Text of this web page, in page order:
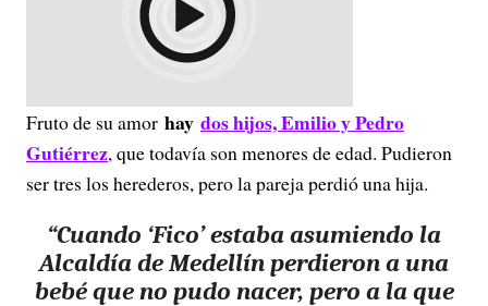
Fruto de su amor hay dos hijos, Emilio y Pedro
Gutiérrez, que todavía son menores de edad. Pudieron
ser tres los herederos, pero la pareja perdió una hija.
“Cuando ‘Fico’ estaba asumiendo la
Alcaldía de Medellínperdieron a una
bebé que no pudo nacer, pero a la que